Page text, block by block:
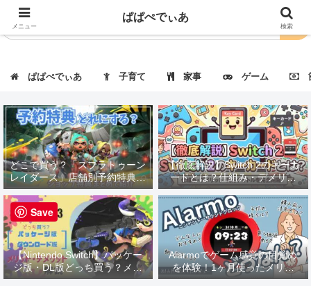
ぱぱぺでぃあ 子育て 家事 ゲーム
どこで買う？「スプラトゥーン
レイダース」店舗別予約特典・
価格まとめ｜一覧表で徹底比
較！
【徹底解説】Switch 2のキーカ
ードとは？仕組み・デメリッ
ト・対応タイトルも紹介！
【Nintendo Switch】パッケー
ジ版・DL版どっち買う？メリ
ット・デメリット解説
Alarmoでゲーム感覚の目覚め
を体験！1ヶ月使ったメリッ
ト・デメリットを徹底レビュー
メニュー
ぱぱぺでぃあ
検索
Save